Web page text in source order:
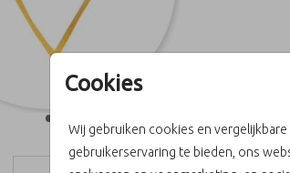
Cookies
Wij gebruiken cookies en
gebruikerservaring te bieden, ons